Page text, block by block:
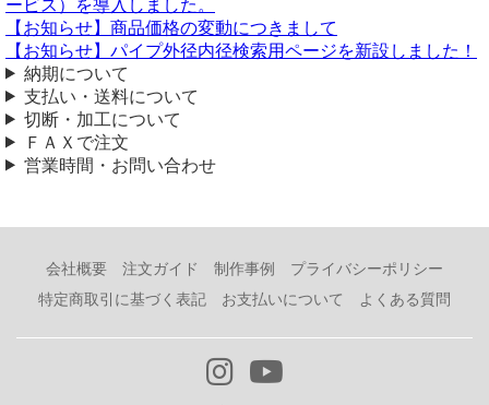
ガルバリウム鋼板
厚み0.6mm 横642mm 縦1975mm 1枚
色はありますか？
■色について
鉄ガルバリウム鋼板ですが、厚み0.6mmは生地材のみとなり、
カラーガルバリウム鋼板では厚み0.6mmのメーカー規格品がござい
■送料について
大判板（平板）での配送のため送料が高額となります。
送料3,700円にて発送も可能です。
見積り依頼
ービス）を導入しました。
【お知らせ】商品価格の変動につきまして
【お知らせ】パイプ外径内径検索用ページを新設しました！
納期について
支払い・送料について
切断・加工について
ＦＡＸで注文
営業時間・お問い合わせ
会社概要 注文ガイド 制作事例
プライバシーポリシー
特定商取引に基づく表記
お支払いについて よくある質問